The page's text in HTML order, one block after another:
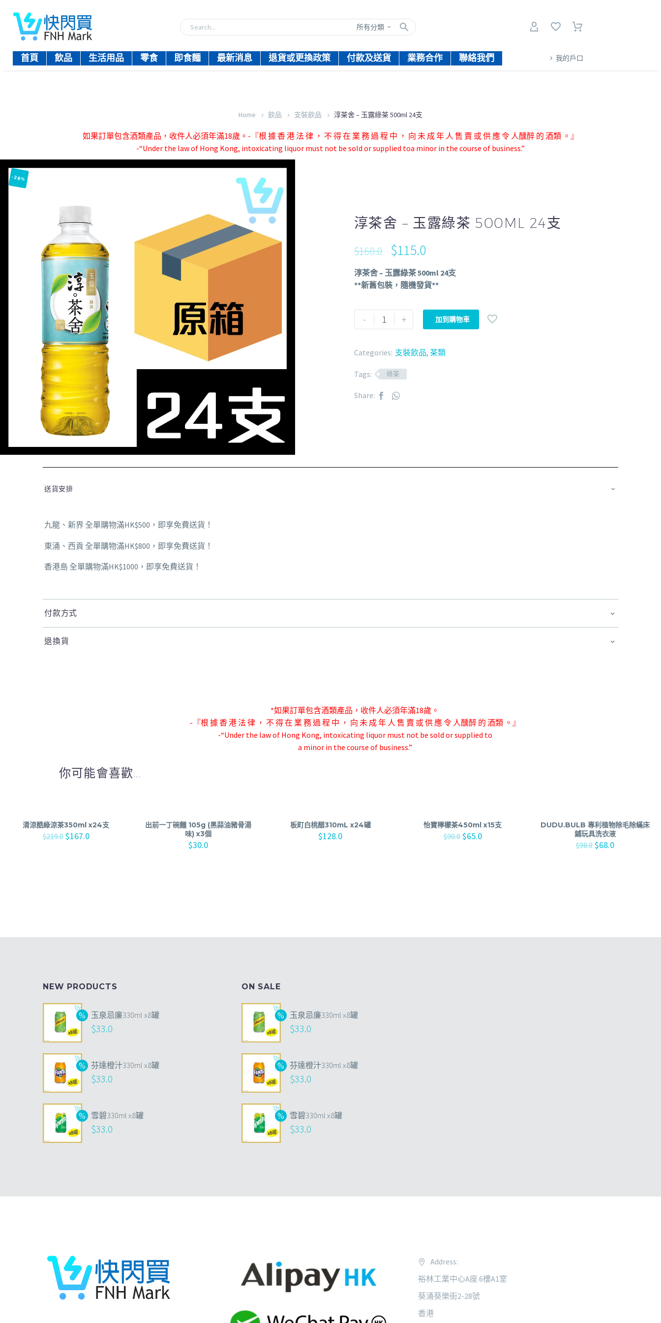
所有分類
首頁 飲品 生活用品 零食 即食麵 最新消息 退貨或更換政策 付款及送貨 業務合作 聯絡我們 我的戶口
Home 飲品 支裝飲品 淳茶舍 – 玉露綠茶 500ml 24支
如果訂單包含酒類產品，收件人必須年滿18歲。-『根 據 香 港 法 律 ， 不 得 在 業 務 過 程 中 ， 向 未 成 年 人 售 賣 或 供 應 令 人醺醉 的 酒類 。』
-“Under the law of Hong Kong, intoxicating liquor must not be sold or supplied toa minor in the course of business.”
-28%
淳茶舍 – 玉露綠茶 500ML 24支
$160.0 $115.0
淳茶舍 – 玉露綠茶 500ml 24支
**新舊包裝，隨機發貨**
- + 加到購物車
Categories: 支裝飲品, 茶類
Tags: 綠茶
Share:
送貨安排
九龍、新界 全單購物滿HK$500，即享免費送貨！
東涌、西貢 全單購物滿HK$800，即享免費送貨！
香港島 全單購物滿HK$1000，即享免費送貨！
付款方式
退換貨
*如果訂單包含酒類產品，收件人必須年滿18歲。
-『根 據 香 港 法 律 ， 不 得 在 業 務 過 程 中 ， 向 未 成 年 人 售 賣 或 供 應 令 人醺醉 的 酒類 。』
-“Under the law of Hong Kong, intoxicating liquor must not be sold or supplied to
a minor in the course of business.”
你可能會喜歡...
清涼酷綠涼茶350ml x24支
$219.0 $167.0
出前一丁碗麵 105g (黑蒜油豬骨湯
味) x3個
$30.0
板町白桃醋310mL x24罐
$128.0
怡寶檸檬茶450ml x15支
$90.0 $65.0
DUDU.BULB 專利植物除毛除蟎床
鋪玩具洗衣液
$98.0 $68.0
NEW PRODUCTS
玉泉忌廉330ml x8罐
$33.0
芬達橙汁330ml x8罐
$33.0
雪碧330ml x8罐
$33.0
ON SALE
玉泉忌廉330ml x8罐
$33.0
芬達橙汁330ml x8罐
$33.0
雪碧330ml x8罐
$33.0
Address:
裕林工業中心A座 6樓A1室
葵涌葵樂街2-28號
香港